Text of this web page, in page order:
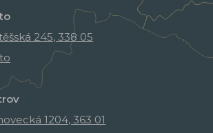
245, 338 05
1204, 363 01